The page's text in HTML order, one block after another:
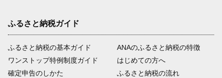
ふるさと納税ガイド
ふるさと納税の基本ガイド
ワンストップ特例制度ガイド
確定申告のしかた
ANAのふるさと納税の特徴
はじめての方へ
ふるさと納税の流れ